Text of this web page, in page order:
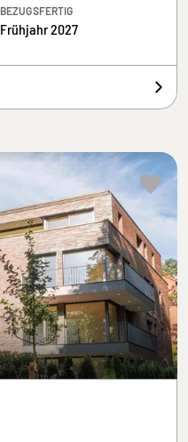
BEZUGSFERTIG
Frühjahr 2027